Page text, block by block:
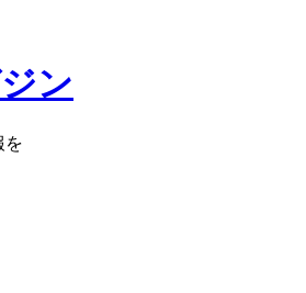
を